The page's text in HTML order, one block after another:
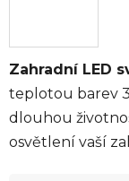
Zahradní LED
teplotou barev
dlouhou
osvětlení vaší